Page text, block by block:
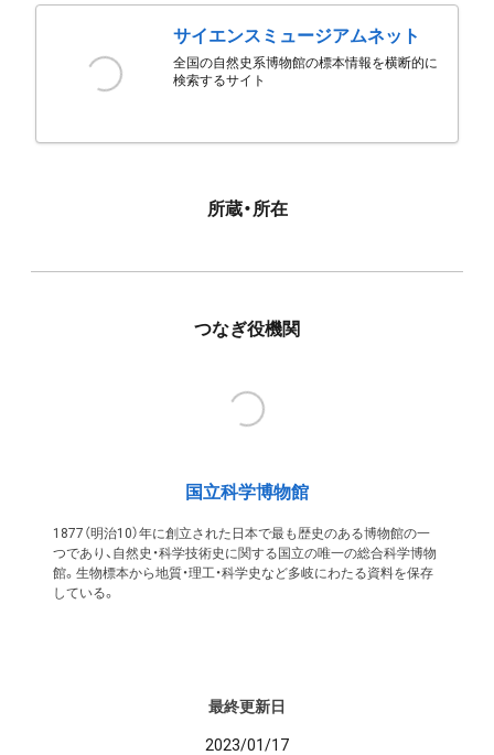
サイエンスミュージアムネット
全国の自然史系博物館の標本情報を横断的に
検索するサイト
所蔵・所在
つなぎ役機関
国立科学博物館
1877（明治10）年に創立された日本で最も歴史のある博物館の一
つであり、自然史・科学技術史に関する国立の唯一の総合科学博物
館。生物標本から地質・理工・科学史など多岐にわたる資料を保存
している。
最終更新日
2023/01/17